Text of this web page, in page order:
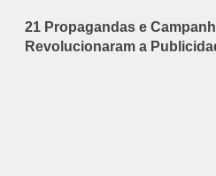
21 Propagandas e
Revolucionaram a